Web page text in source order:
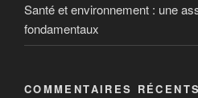
Santé et environnement : une
fondamentaux
COMMENTAIRES RÉCENTS